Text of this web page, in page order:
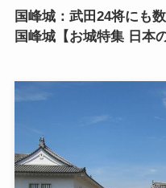
国峰城：武田24将にも
国峰城【お城特集 日本